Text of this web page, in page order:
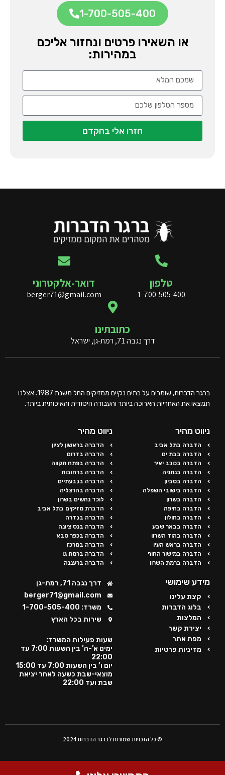
1-700-505-400
או השאירו פרטים ונחזור אליכם
במהירות:
חזרו אלי בהקדם
טלפון
1-700-505-400
דואר-אלקטרוני
berger71@gmail.com
כתובתינו
דרך נגבה 71, רמת-גן, ישראל
ברגר הדברות, שומרים על בתים נקיים ממזיקים החל משנת 1987. אצלנו
תמצאו את האחריות הארוכה ביותר והעבודה היסודית והאיכותית ביותר.
ניווט מהיר
הדברה בתל אביב
הדברה בבת ים
הדברה בכוכב יאיר
הדברה בנתניה
הדברה בסביון
הדברה בישובי השפלה
הדברה בשרון
הדברה בחיפה
הדברה בחולון
הדברה בבאר שבע
הדברה בהוד השרון
הדברה בראש העין
הדברה במישור החוף
הדברה ברמת השרון
ניווט מהיר
הדברה בראשון לציון
הדברה בדרום
הדברה בפתח תקווה
הדברה ברחובות
הדברה בגבעתיים
הדברה בהרצליה
לוכד נחשים בשרון
הדברת מזיקים בתל אביב
הדברה בגדרה
הדברה בנס ציונה
הדברה בכפר סבא
הדברה במרכז
הדברה ברמת גן
הדברה ברעננה
מידע שימושי
קצת עלינו
בלוג הדברות
המלצות
יצירת קשר
מפת אתר
מדיניות פרטיות
דרך נגבה 71, רמת-גן
berger71@gmail.com
משרד: 1-700-505-400
שירות בכל הארץ
שעות פעילות המשרד:
ימים א’-ה’ בין השעות 7:00 עד
22:00
יום ו’ בין השעות 7:00 עד 15:00
מוצאי-שבת כשעה לאחר יציאת
שבת ועד 22:00
© כל הזכויות שמורות לברגר הדברות 2024